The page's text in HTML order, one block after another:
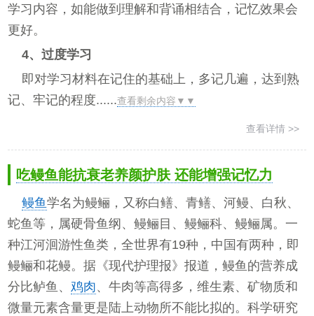
学习内容，如能做到理解和背诵相结合，记忆效果会
更好。
4、过度学习
即对学习材料在记住的基础上，多记几遍，达到熟
记、牢记的程度......查看剩余内容▼▼
查看详情 >>
吃鳗鱼能抗衰老养颜护肤 还能增强记忆力
鳗鱼学名为鳗鲡，又称白鳝、青鳝、河鳗、白秋、
蛇鱼等，属硬骨鱼纲、鳗鲡目、鳗鲡科、鳗鲡属。一
种江河洄游性鱼类，全世界有19种，中国有两种，即
鳗鲡和花鳗。据《现代护理报》报道，鳗鱼的营养成
分比鲈鱼、鸡肉、牛肉等高得多，维生素、矿物质和
微量元素含量更是陆上动物所不能比拟的。科学研究